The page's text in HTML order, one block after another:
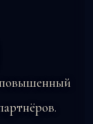
повышенный